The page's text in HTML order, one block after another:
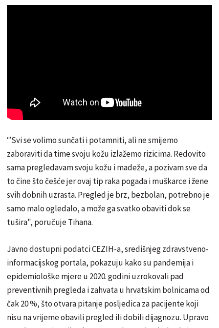
‘’Svi se volimo sunčati i potamniti, ali ne smijemo
zaboraviti da time svoju kožu izlažemo rizicima. Redovito
sama pregledavam svoju kožu i madeže, a pozivam sve da
to čine što češće jer ovaj tip raka pogađa i muškarce i žene
svih dobnih uzrasta. Pregled je brz, bezbolan, potrebno je
samo malo ogledalo, a može ga svatko obaviti dok se
tušira", poručuje Tihana.
Javno dostupni podatci CEZIH-a, središnjeg zdravstveno-
informacijskog portala, pokazuju kako su pandemija i
epidemiološke mjere u 2020. godini uzrokovali pad
preventivnih pregleda i zahvata u hrvatskim bolnicama od
čak 20 %, što otvara pitanje posljedica za pacijente koji
nisu na vrijeme obavili pregled ili dobili dijagnozu. Upravo